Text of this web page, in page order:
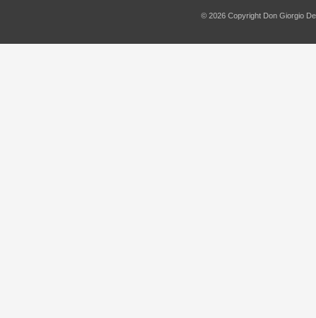
© 2026 Copyright Don Giorgio